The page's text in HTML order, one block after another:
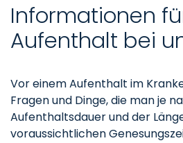
Informationen
Aufenthalt bei
Vor einem Aufenthalt im
Fragen und Dinge, die man je
Aufenthaltsdauer und der
voraussichtlichen